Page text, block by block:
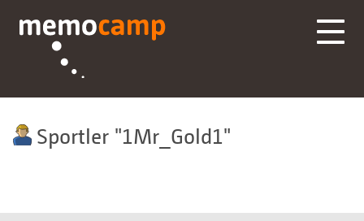
Sportler 1Mr_Gold1